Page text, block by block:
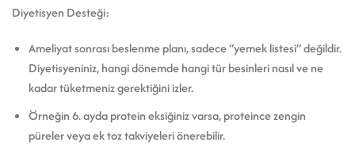
Diyetisyen Desteği:
Ameliyat sonrası beslenme planı, sadece “yemek listesi” değildir.
Diyetisyeniniz, hangi dönemde hangi tür besinleri nasıl ve ne
kadar tüketmeniz gerektiğini izler.
Örneğin 6. ayda protein eksiğiniz varsa, proteince zengin
püreler veya ek toz takviyeleri önerebilir.